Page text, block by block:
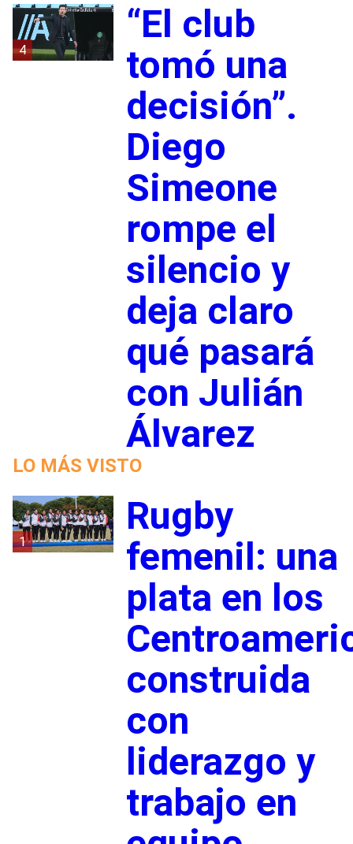
4
“El club
tomó una
decisión”.
Diego
Simeone
rompe el
silencio y
deja claro
qué pasará
con Julián
Álvarez
LO MÁS VISTO
1
Rugby
femenil: una
plata en los
construida
con
liderazgo y
trabajo en